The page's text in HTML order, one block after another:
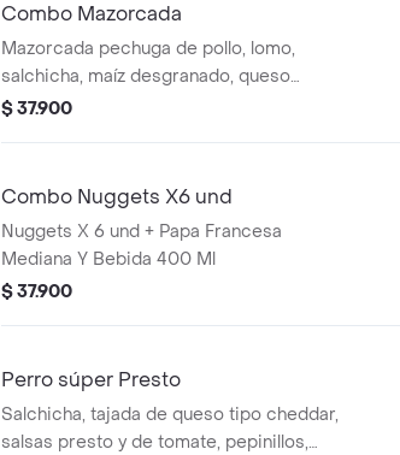
Combo Mazorcada
Mazorcada pechuga de pollo, lomo,
salchicha, maíz desgranado, queso
mozzarella, papa francesa y fósforo,
$ 37.900
Combo Nuggets X6 und
Nuggets X 6 und + Papa Francesa
Mediana Y Bebida 400 Ml
$ 37.900
Perro súper Presto
Salchicha, tajada de queso tipo cheddar,
salsas presto y de tomate, pepinillos,